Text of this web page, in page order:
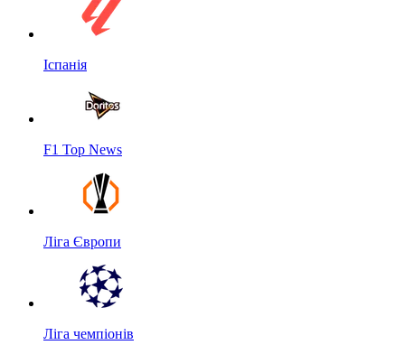
Іспанія
F1 Top News
Ліга Європи
Ліга чемпіонів